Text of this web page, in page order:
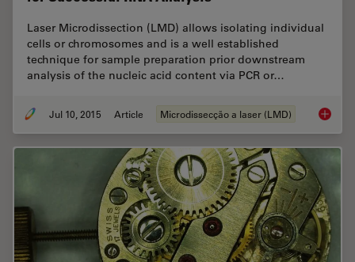
Laser Microdissection (LMD) allows isolating individual
cells or chromosomes and is a well established
technique for sample preparation prior downstream
analysis of the nucleic acid content via PCR or…
Jul 10, 2015 Article Microdissecção a laser (LMD)